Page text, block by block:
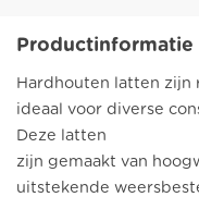
Productinformatie
Hardhouten latten zijn
ideaal voor diverse
Deze latten
zijn gemaakt van
uitstekende